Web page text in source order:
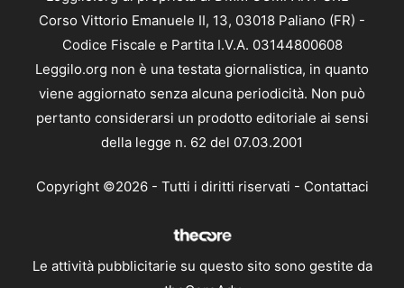
Corso Vittorio Emanuele II, 13, 03018 Paliano (FR) -
Codice Fiscale e Partita I.V.A. 03144800608
Leggilo.org non è una testata giornalistica, in quanto
viene aggiornato senza alcuna periodicità. Non può
pertanto considerarsi un prodotto editoriale ai sensi
della legge n. 62 del 07.03.2001
Copyright ©2026 - Tutti i diritti riservati - Contattaci
Le attività pubblicitarie su questo sito sono gestite da